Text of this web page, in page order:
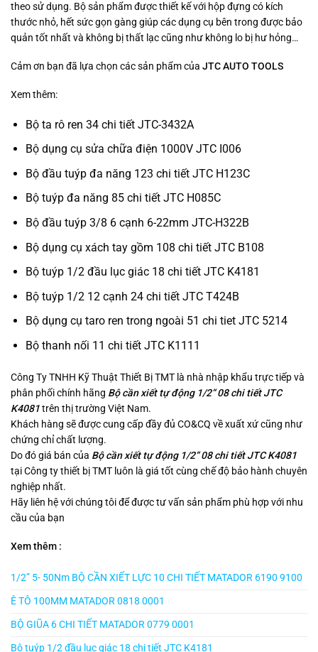
theo sử dụng. Bộ sản phẩm được thiết kế với hộp đựng có kích
thước nhỏ, hết sức gọn gàng giúp các dụng cụ bên trong được bảo
quản tốt nhất và không bị thất lạc cũng như không lo bị hư hỏng…
Cảm ơn bạn đã lựa chọn các sản phẩm của JTC AUTO TOOLS
Xem thêm:
Bộ ta rô ren 34 chi tiết JTC-3432A
Bộ dụng cụ sửa chữa điện 1000V JTC I006
Bộ đầu tuýp đa năng 123 chi tiết JTC H123C
Bộ tuýp đa năng 85 chi tiết JTC H085C
Bộ đầu tuýp 3/8 6 cạnh 6-22mm JTC-H322B
Bộ dụng cụ xách tay gồm 108 chi tiết JTC B108
Bộ tuýp 1/2 đầu lục giác 18 chi tiết JTC K4181
Bộ tuýp 1/2 12 cạnh 24 chi tiết JTC T424B
Bộ dụng cụ taro ren trong ngoài 51 chi tiet JTC 5214
Bộ thanh nối 11 chi tiết JTC K1111
Công Ty TNHH Kỹ Thuật Thiết Bị TMT là nhà nhập khẩu trực tiếp và
phân phối chính hãng Bộ cần xiết tự động 1/2“ 08 chi tiết JTC
K4081trên thị trường Việt Nam.
Khách hàng sẽ được cung cấp đầy đủ CO&CQ về xuất xứ cũng như
chứng chỉ chất lượng.
Do đó giá bán của Bộ cần xiết tự động 1/2“ 08 chi tiết JTC K4081
tại Công ty thiết bị TMT luôn là giá tốt cùng chế độ bảo hành chuyên
nghiệp nhất.
Hãy liên hệ với chúng tôi để được tư vấn sản phẩm phù hợp với nhu
cầu của bạn
Xem thêm :
1/2” 5- 50Nm BỘ CẦN XIẾT LỰC 10 CHI TIẾT MATADOR 6190 9100
Ê TÔ 100MM MATADOR 0818 0001
BỘ GIŨA 6 CHI TIẾT MATADOR 0779 0001
Bộ tuýp 1/2 đầu lục giác 18 chi tiết JTC K4181